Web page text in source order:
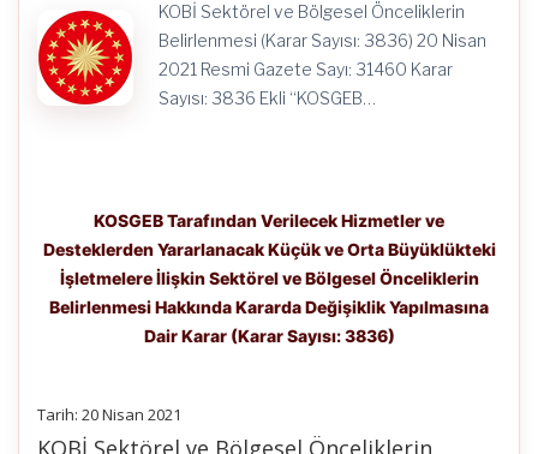
Değişiklik
Yapılmasına
Dair
Karar
(Karar
KOBİ Sektörel ve Bölgesel Önceliklerin
Belirlenmesi (Karar Sayısı: 3836) 20 Nisan
2021 Resmi Gazete Sayı: 31460 Karar
Sayısı: 3836 Ekli “KOSGEB…
KOSGEB Tarafından Verilecek Hizmetler ve
Desteklerden Yararlanacak Küçük ve Orta Büyüklükteki
İşletmelere İlişkin Sektörel ve Bölgesel Önceliklerin
Belirlenmesi Hakkında Kararda Değişiklik Yapılmasına
Dair Karar (Karar Sayısı: 3836)
Tarih: 20 Nisan 2021
KOBİ Sektörel ve Bölgesel Önceliklerin